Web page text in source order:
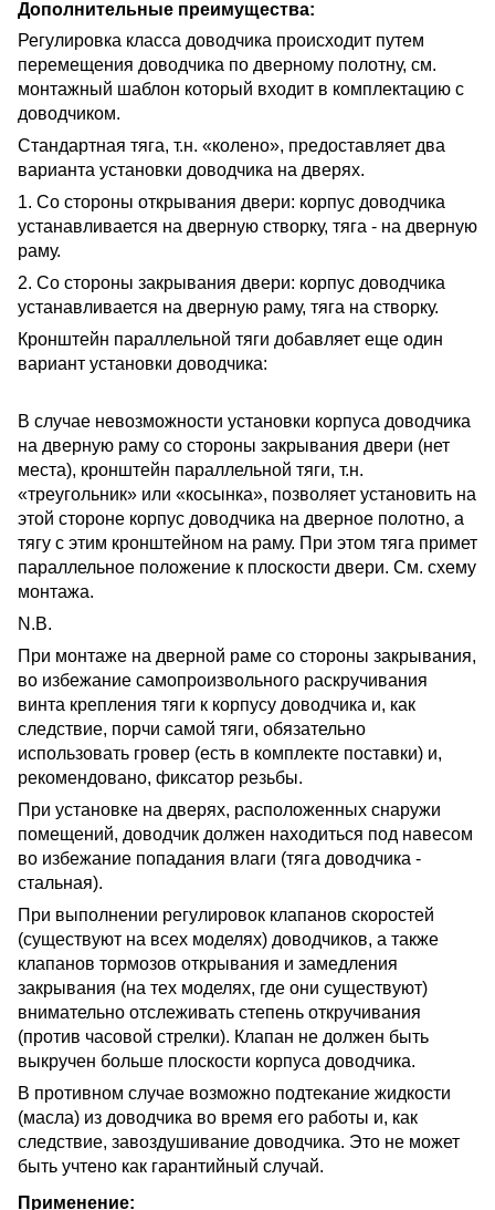
Дополнительные преимущества:
Регулировка класса доводчика происходит путем
перемещения доводчика по дверному полотну, см.
монтажный шаблон который входит в комплектацию с
доводчиком.
Стандартная тяга, т.н. «колено», предоставляет два
варианта установки доводчика на дверях.
1. Со стороны открывания двери: корпус доводчика
устанавливается на дверную створку, тяга - на дверную
раму.
2. Со стороны закрывания двери: корпус доводчика
устанавливается на дверную раму, тяга на створку.
Кронштейн параллельной тяги добавляет еще один
вариант установки доводчика:
В случае невозможности установки корпуса доводчика
на дверную раму со стороны закрывания двери (нет
места), кронштейн параллельной тяги, т.н.
«треугольник» или «косынка», позволяет установить на
этой стороне корпус доводчика на дверное полотно, а
тягу с этим кронштейном на раму. При этом тяга примет
параллельное положение к плоскости двери. См. схему
монтажа.
N.B.
При монтаже на дверной раме со стороны закрывания,
во избежание самопроизвольного раскручивания
винта крепления тяги к корпусу доводчика и, как
следствие, порчи самой тяги, обязательно
использовать гровер (есть в комплекте поставки) и,
рекомендовано, фиксатор резьбы.
При установке на дверях, расположенных снаружи
помещений, доводчик должен находиться под навесом
во избежание попадания влаги (тяга доводчика -
стальная).
При выполнении регулировок клапанов скоростей
(существуют на всех моделях) доводчиков, а также
клапанов тормозов открывания и замедления
закрывания (на тех моделях, где они существуют)
внимательно отслеживать степень откручивания
(против часовой стрелки). Клапан не должен быть
выкручен больше плоскости корпуса доводчика.
В противном случае возможно подтекание жидкости
(масла) из доводчика во время его работы и, как
следствие, завоздушивание доводчика. Это не может
быть учтено как гарантийный случай.
Применение: